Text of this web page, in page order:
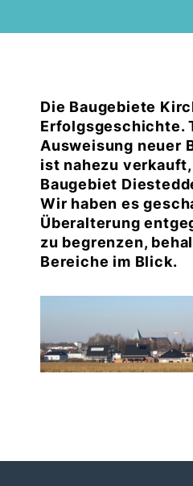
Die Baugebiete
Erfolgsgeschichte.
Ausweisung neuer
ist nahezu
Baugebiet
Wir haben es
Überalterung
zu begrenzen,
Bereiche im Blick.